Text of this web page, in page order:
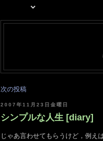
次の投稿
2007年11月23日金曜日
シンプルな人生 [diary]
じゃあ言わせてもらうけど，例え